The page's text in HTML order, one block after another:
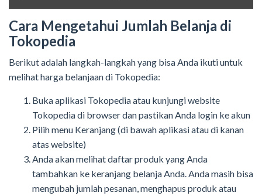
Cara Mengetahui Jumlah Belanja di
Tokopedia
Berikut adalah langkah-langkah yang bisa Anda ikuti untuk
melihat harga belanjaan di Tokopedia:
Buka aplikasi Tokopedia atau kunjungi website
Tokopedia di browser dan pastikan Anda login ke akun
Pilih menu Keranjang (di bawah aplikasi atau di kanan
atas website)
Anda akan melihat daftar produk yang Anda
tambahkan ke keranjang belanja Anda. Anda masih bisa
mengubah jumlah pesanan, menghapus produk atau